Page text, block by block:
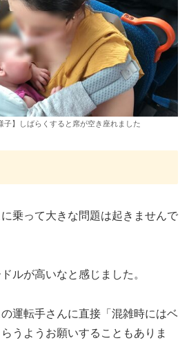
子】しばらくすると席が空き座れました
乗って大きな問題は起きませんで
ルが高いなと感じました。
運転手さんに直接「混雑時にはベ
うようお願いすることもありま